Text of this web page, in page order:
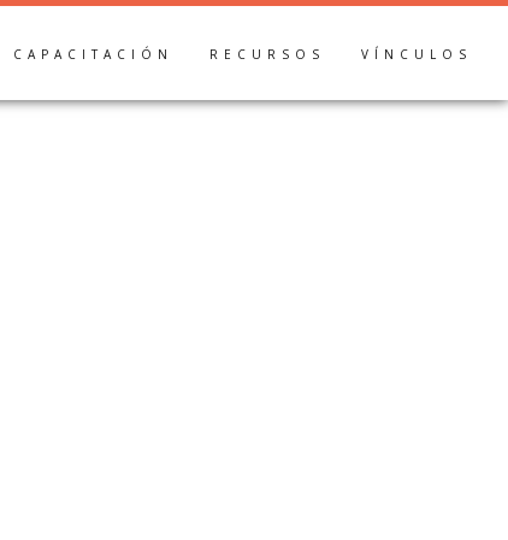
CAPACITACIÓN RECURSOS VÍNCULOS